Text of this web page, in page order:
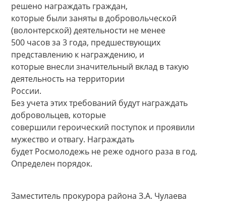
решено награждать граждан,
которые были заняты в добровольческой
(волонтерской) деятельности не менее
500 часов за 3 года, предшествующих
представлению к награждению, и
которые внесли значительный вклад в такую
деятельность на территории
России.
Без учета этих требований будут награждать
добровольцев, которые
совершили героический поступок и проявили
мужество и отвагу. Награждать
будет Росмолодежь не реже одного раза в год.
Определен порядок.
Заместитель прокурора района З.А. Чулаева